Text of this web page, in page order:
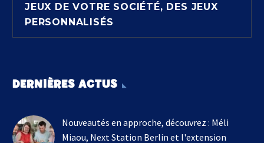
JEUX DE VOTRE SOCIÉTÉ, DES JEUX
PERSONNALISÉS
DERNIÈRES ACTUS
Nouveautés en approche, découvrez : Méli
Miaou, Next Station Berlin et l'extension